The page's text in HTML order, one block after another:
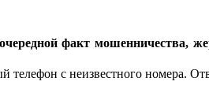
факт мошенничества,
с неизвестного номера.